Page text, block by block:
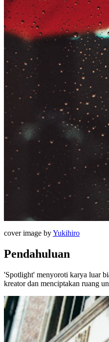
cover image byYukihiro
Pendahuluan
'Spotlight' menyoroti karya luar
kreator dan menciptakan ruang